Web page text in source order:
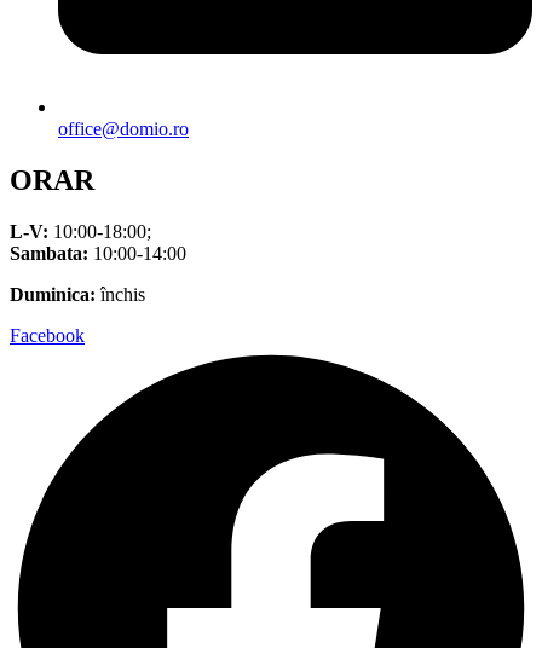
office@domio.ro
ORAR
L-V: 10:00-18:00;
Sambata: 10:00-14:00
Duminica: închis
Facebook